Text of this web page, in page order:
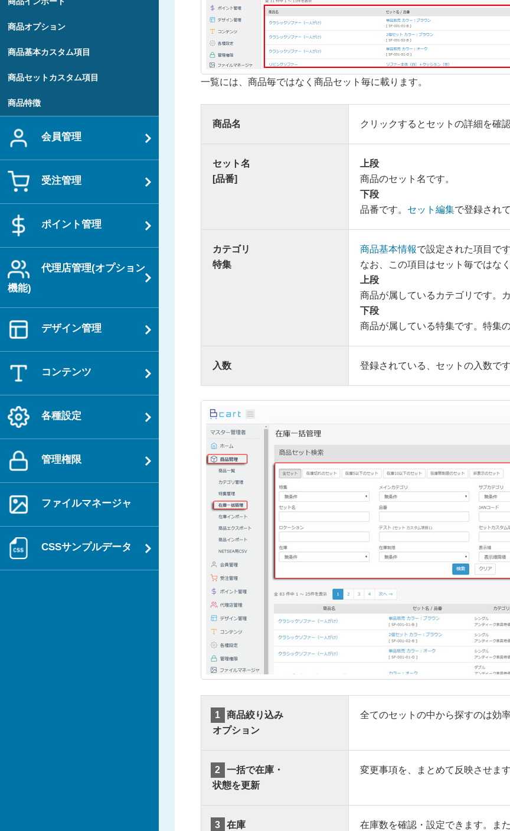
商品オプション
商品基本カスタム項目
商品セットカスタム項目
商品特徴
会員管理
受注管理
ポイント管理
代理店管理(オプション
機能)
デザイン管理
コンテンツ
各種設定
管理権限
ファイルマネージャ
CSSサンプルデータ
一覧には、商品毎ではなく商品セット毎に載ります。
商品名 クリックするとセットの詳細を確
セット名
[品番]
上段
商品のセット名です。
下段
品番です。 セット編集で登録され
カテゴリ
特集
商品基本情報で設定された項目です
なお、この項目はセット毎ではな
上段
商品が属しているカテゴリです。
下段
商品が属している特集です。特集
入数 登録されている、セットの入数です
1
商品絞り込み
オプション
全てのセットの中から探すのは効
2
一括で在庫・
状態を更新
変更事項を、まとめて反映させま
3 在庫 在庫数を確認・設定できます。ま